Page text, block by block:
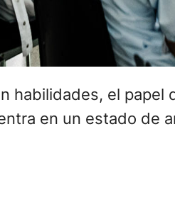
habilidades, el
en un estado de